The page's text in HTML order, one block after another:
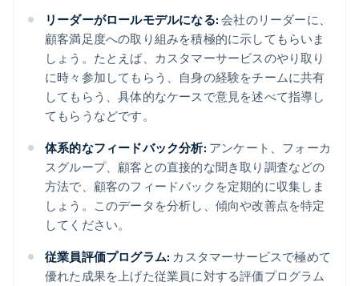
リーダーがロールモデルになる: 会社のリーダーに、
顧客満足度への取り組みを積極的に示してもらいま
しょう。たとえば、カスタマーサービスのやり取り
に時々参加してもらう、自身の経験をチームに共有
してもらう、具体的なケースで意見を述べて指導し
てもらうなどです。
体系的なフィードバック分析: アンケート、フォーカ
スグループ、顧客との直接的な聞き取り調査などの
方法で、顧客のフィードバックを定期的に収集しま
しょう。このデータを分析し、傾向や改善点を特定
してください。
従業員評価プログラム: カスタマーサービスで極めて
優れた成果を上げた従業員に対する評価プログラム